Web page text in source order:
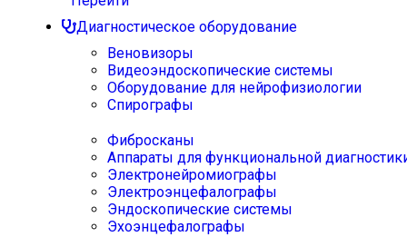
Диагностическое оборудование
Веновизоры
Видеоэндоскопические системы
Оборудование для нейрофизиологии
Спирографы
Фибросканы
Аппараты для функциональной
Электронейромиографы
Электроэнцефалографы
Эндоскопические системы
Эхоэнцефалографы